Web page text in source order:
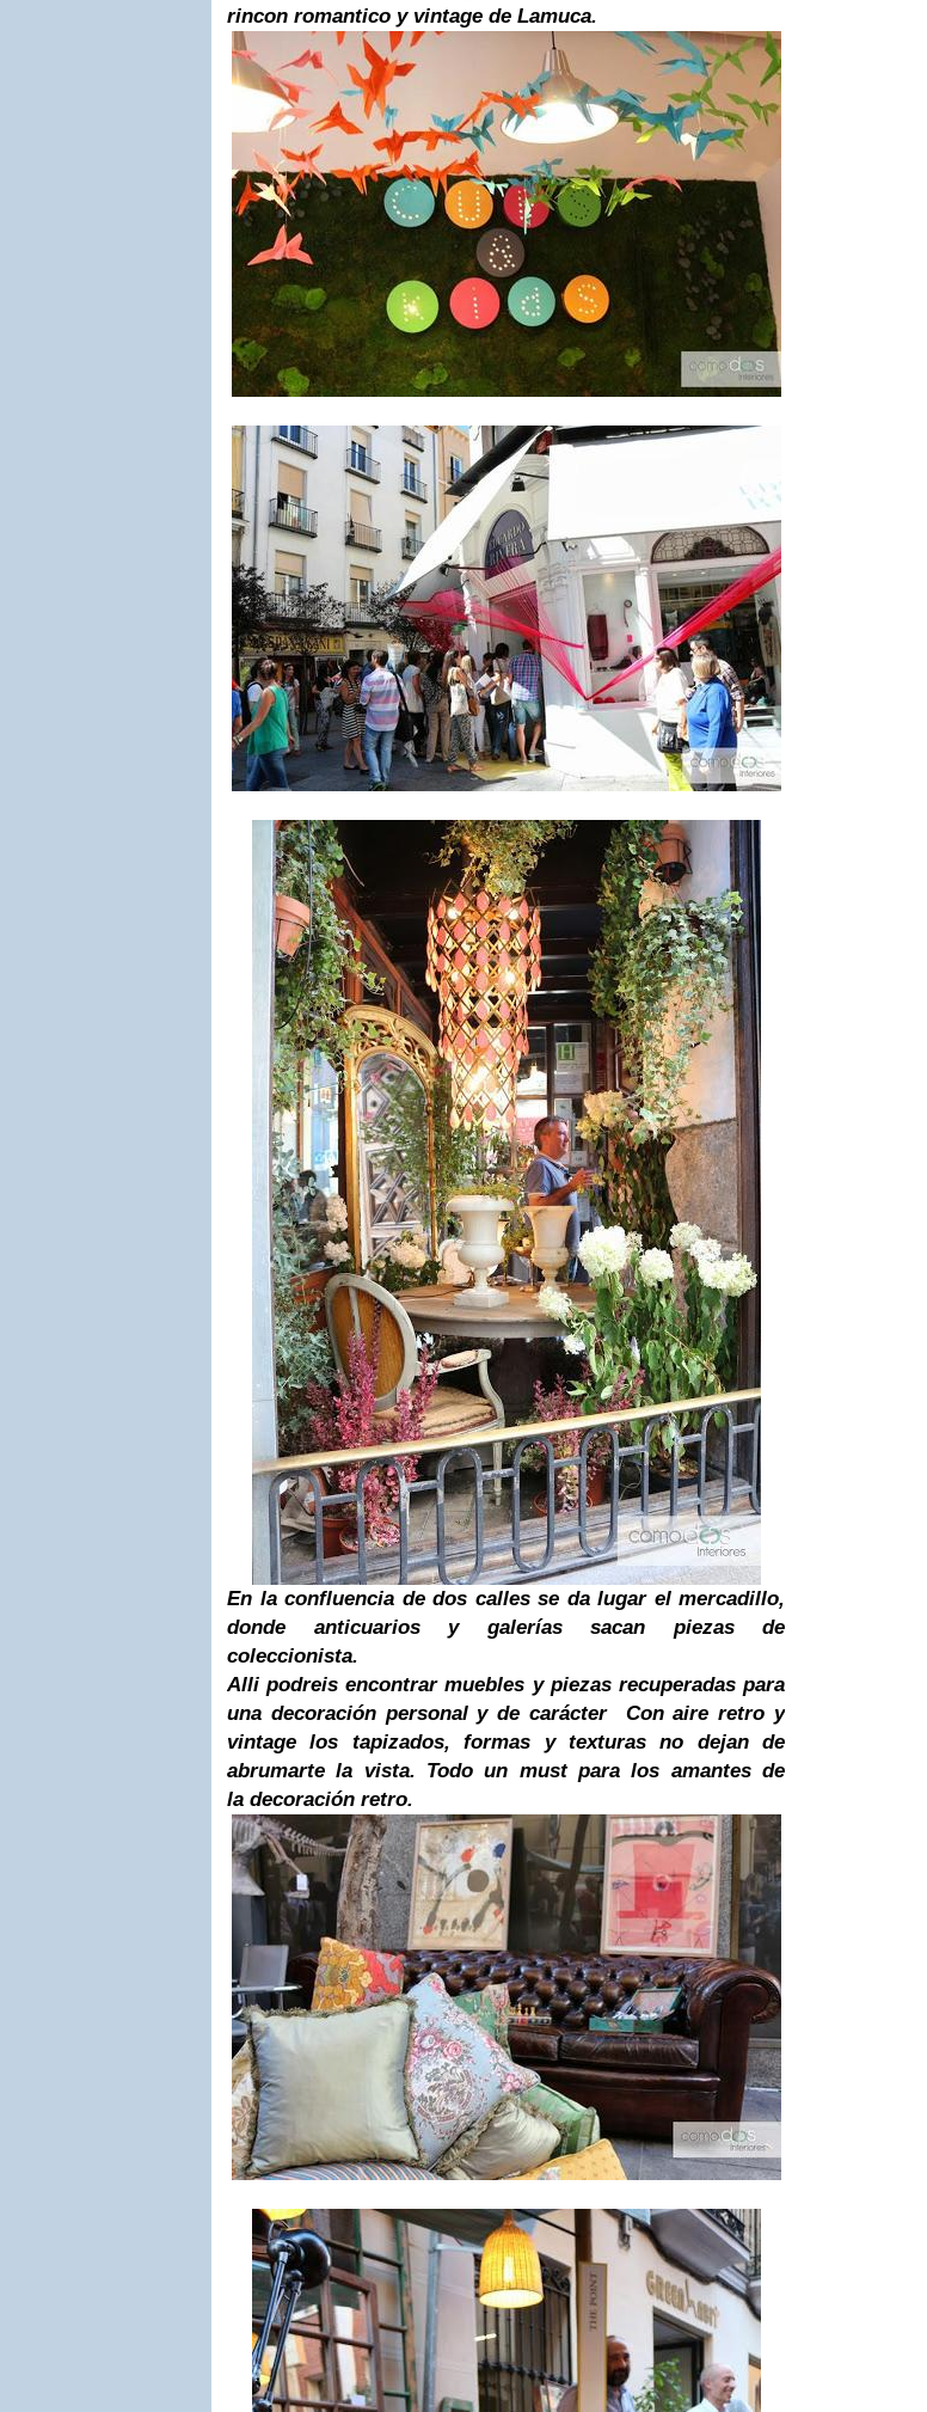
rincon romantico y vintage de Lamuca.
En la confluencia de dos calles se da lugar el mercadillo,
donde anticuarios y galerías sacan piezas de
coleccionista.
Alli podreis encontrar muebles y piezas recuperadas para
una decoración personal y de carácter Con aire retro y
vintage los tapizados, formas y texturas no dejan de
abrumarte la vista. Todo un must para los amantes de
la decoración retro.